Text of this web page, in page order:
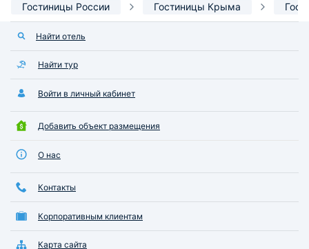
Гостиницы России Гостиницы Крыма
Найти отель
Найти тур
Войти в личный кабинет
Добавить объект размещения
О нас
Контакты
Корпоративным клиентам
Карта сайта